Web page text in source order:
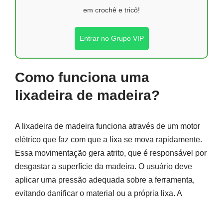
em crochê e tricô!
Entrar no Grupo VIP
Como funciona uma
lixadeira de madeira?
A lixadeira de madeira funciona através de um motor
elétrico que faz com que a lixa se mova rapidamente.
Essa movimentação gera atrito, que é responsável por
desgastar a superfície da madeira. O usuário deve
aplicar uma pressão adequada sobre a ferramenta,
evitando danificar o material ou a própria lixa. A